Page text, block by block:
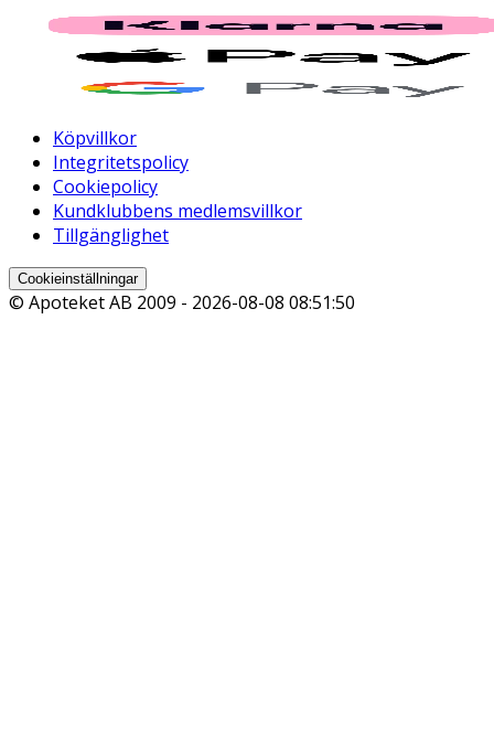
Köpvillkor
Integritetspolicy
Cookiepolicy
Kundklubbens medlemsvillkor
Tillgänglighet
Cookieinställningar
© Apoteket AB 2009 - 2026-08-08 08:51:50